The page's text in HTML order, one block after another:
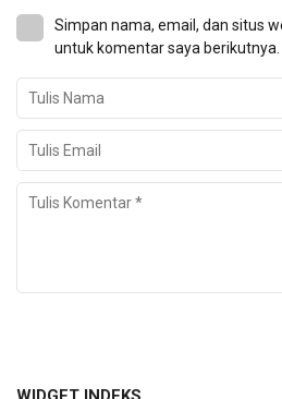
Simpan nama, email, dan situs
untuk komentar saya berikutnya.